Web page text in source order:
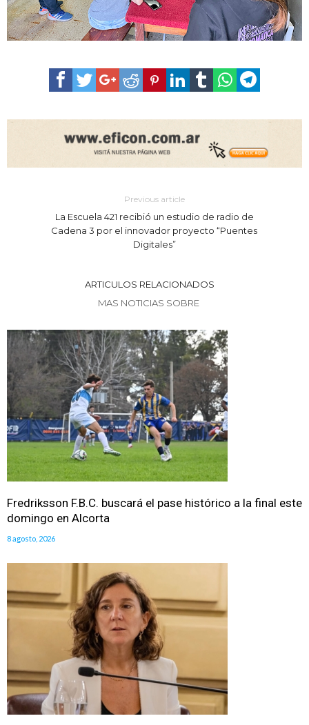
Previous article
La Escuela 421 recibió un estudio de radio de
Cadena 3 por el innovador proyecto “Puentes
Digitales”
ARTICULOS RELACIONADOS
MAS NOTICIAS SOBRE
Fredriksson F.B.C. buscará el pase histórico a la final este
domingo en Alcorta
8 agosto, 2026